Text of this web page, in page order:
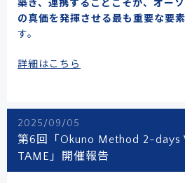
築き、連携することこそが、オー
の真価を発揮させる最も重要な要素
す。
詳細はこちら
2025/09/05
第6回「Okuno Method 2-days
TAME」開催報告